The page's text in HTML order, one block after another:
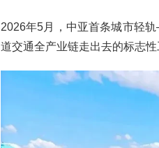
2026年5月，中亚首条城市轻
道交通全产业链走出去的标志性